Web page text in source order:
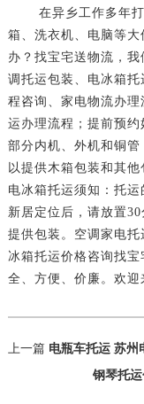
在异乡工作多年打
箱、洗衣机、电脑等大
办？找宝宅送物流，
调托运包装、电冰箱
程咨询、家电物流办
运办理流程；提前预
部分内机、外机和铜
以提供木箱包装和其他
电冰箱托运须知：托
新居定位后，请放置
提供包装。空调家电
冰箱托运价格咨询找
全、方便、价廉。欢
上一篇 电瓶车托运 苏州
钢琴托